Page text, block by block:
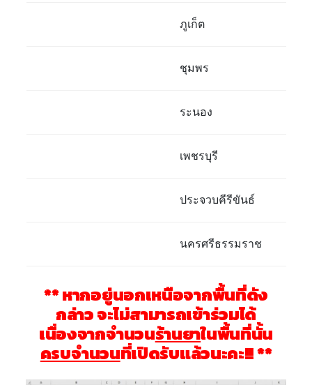
ภูเก็ต
ชุมพร
ระนอง
เพชรบุรี
ประจวบคีรีขันธ์
นครศรีธรรมราช
** หากอยู่นอกเหนือจากพื้นที่ดัง
กล่าว จะไม่สามารถเข้าร่วมได้
เนื่องจากจำนวนร้านยาในพื้นที่นั้น
ครบจำนวนที่เปิดรับแล้วนะคะ!! **